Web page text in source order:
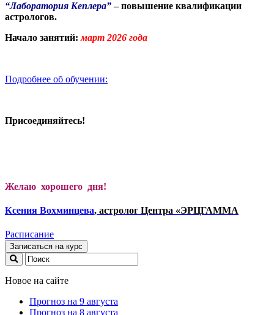
“Лаборатория Кеплера” – повышение квалификации
астрологов.
Начало занятий:март 2026 года
Подробнее об обучении:
Присоединяйтесь!
Желаю хорошего дня!
Ксения Вохминцева, астролог Центра «ЭРЦГАММА
Расписание
Записаться на курс
Новое на сайте
Прогноз на 9 августа
Прогноз на 8 августа